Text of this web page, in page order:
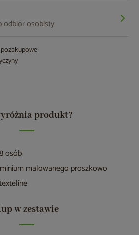
odbiór osobisty
pozakupowe
produkt?
osób
malowanego proszkowo
w zestawie